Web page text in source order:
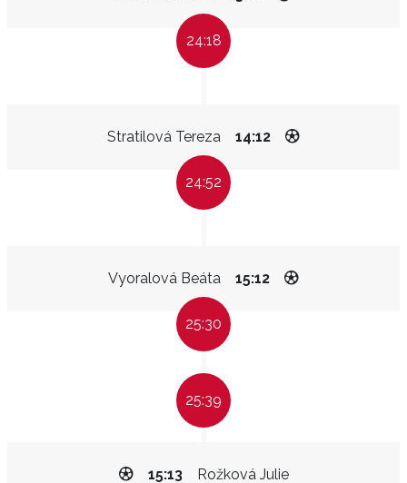
24:18
Stratilová Tereza 14:12
24:52
Vyoralová Beáta 15:12
25:30
25:39
Rožková Julie
15:13